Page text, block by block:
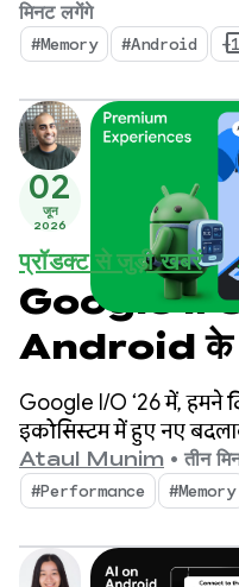
तैयार की जाती हैं. यह कोई
की मेमोरी पहले से ज़्यादा
मिनट लगेंगे
#Memory #Android +1
02
जून
2026
प्रॉडक्ट से जुड़ी खबरें
Google I/
Android के
उपलब्ध कराना
Google I/O ‘26 में, हमने
इकोसिस्टम में हुए नए
क्वालिटी को बेहतर बनाने
डेवलपमेंट की प्रोसेस को
सकता है.
Ataul Munim • तीन
#Performance #Memory